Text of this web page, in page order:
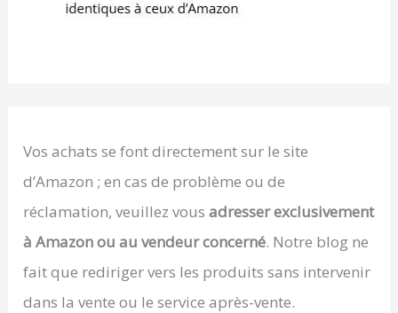
Vos achats se font directement sur le site
d’Amazon ; en cas de problème ou de
réclamation, veuillez vousadresser exclusivement
à Amazon ou au vendeur concerné. Notre blog ne
fait que rediriger vers les produits sans intervenir
dans la vente ou le service après-vente.